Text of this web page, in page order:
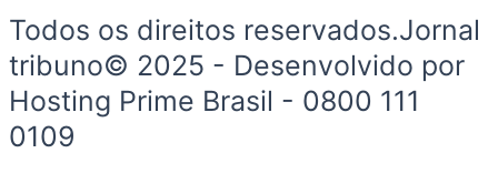
Todos os direitos reservados.Jornal
tribuno© 2025 - Desenvolvido por
Hosting Prime Brasil - 0800 111
0109